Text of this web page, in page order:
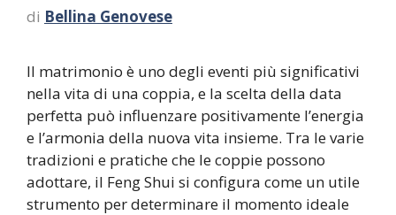
di Bellina Genovese
Il matrimonio è uno degli eventi più significativi
nella vita di una coppia, e la scelta della data
perfetta può influenzare positivamente l’energia
e l’armonia della nuova vita insieme. Tra le varie
tradizioni e pratiche che le coppie possono
adottare, il Feng Shui si configura come un utile
strumento per determinare il momento ideale